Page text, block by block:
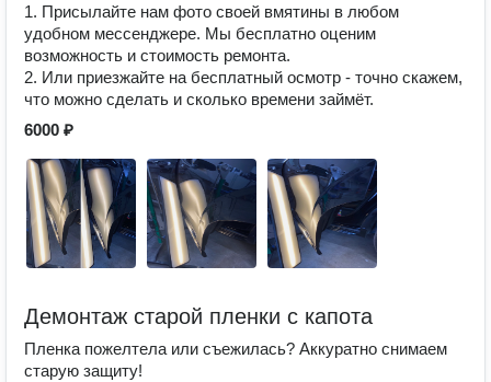
1. Присылайте нам фото своей вмятины в любом
удобном мессенджере. Мы бесплатно оценим
возможность и стоимость ремонта.
2. Или приезжайте на бесплатный осмотр - точно скажем,
что можно сделать и сколько времени займёт.
6000 ₽
Демонтаж старой пленки с капота
Пленка пожелтела или съежилась? Аккуратно снимаем
старую защиту!